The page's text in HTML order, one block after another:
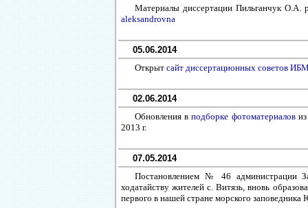
Материалы диссертации Пильганчук
aleksandrovna
05.06.2014
Открыт сайт диссертационных советов
02.06.2014
Обновления вподборке фотоматериаловиз
2013 г.
07.05.2014
Постановлением № 46 администрации
ходатайству жителей с. Витязь, вновь
первого в нашей стране морского